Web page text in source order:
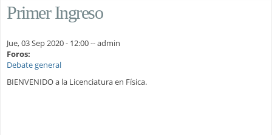
Primer Ingreso
Jue, 03 Sep 2020 - 12:00--admin
Foros:
Debate general
BIENVENIDO a la Licenciatura en Física.